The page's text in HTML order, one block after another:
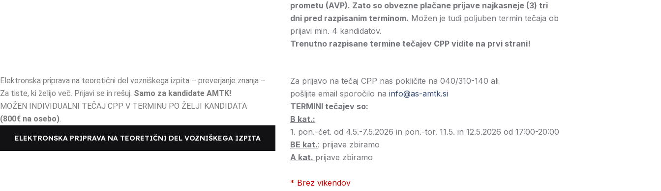
prometu (AVP). Zato so obvezne plačane prijave najkasneje (3) tri
dni pred razpisanim terminom. Možen je tudi poljuben termin tečaja ob
prijavi min. 4 kandidatov.
Trenutno razpisane termine tečajev CPP vidite na prvi strani!
Elektronska priprava na teoretični del vozniškega izpita – preverjanje znanja –
Za tiste, ki želijo več. Prijavi se in rešuj. Samo za kandidate AMTK!
MOŽEN INDIVIDUALNI TEČAJ CPP V TERMINU PO ŽELJI KANDIDATA
(800€ na osebo).
ELEKTRONSKA PRIPRAVA NA TEORETIČNI DEL VOZNIŠKEGA IZPITA
Za prijavo na tečaj CPP nas pokličite na 040/310-140 ali
pošljite email sporočilo na info@as-amtk.si
TERMINI tečajev so:
B kat.:
1. pon.-čet. od 4.5.-7.5.2026 in pon.-tor. 11.5. in 12.5.2026 od 17:00-20:00
BE kat.: prijave zbiramo
A kat. prijave zbiramo
* Brez vikendov